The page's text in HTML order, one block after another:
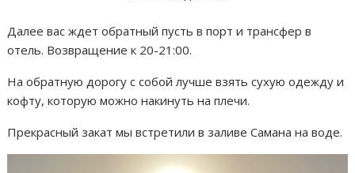
Далее вас ждет обратный пусть в порт и трансфер в
отель. Возвращение к 20-21:00.
На обратную дорогу с собой лучше взять сухую одежду и
кофту, которую можно накинуть на плечи.
Прекрасный закат мы встретили в заливе Самана на воде.